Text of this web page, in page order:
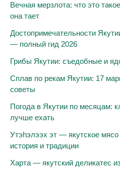
Вечная мерзлота: что это
она тает
Достопримечательности
— полный гид 2026
Грибы Якутии: съедобные и
Сплав по рекам Якутии: 17
советы
Погода в Якутии по месяцам:
лучше ехать
Утэhэлээх эт — якутское
история и традиции
Харта — якутский деликатес